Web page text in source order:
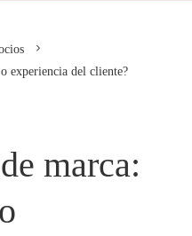
experiencia del cliente?
marca: